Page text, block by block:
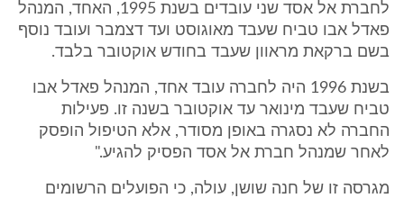
לחברת אל אסד שני עובדים בשנת 1995, האחד, המנהל
פאדל אבו טביח שעבד מאוגוסט ועד דצמבר ועובד נוסף
בשם ברקאת מראוון שעבד בחודש אוקטובר בלבד.
בשנת 1996 היה לחברה עובד אחד, המנהל פאדל אבו
טביח שעבד מינואר עד אוקטובר בשנה זו. פעילות
החברה לא נסגרה באופן מסודר, אלא הטיפול הופסק
לאחר שמנהל חברת אל אסד הפסיק להגיע."
מגרסה זו של חנה שושן, עולה, כי הפועלים הרשומים